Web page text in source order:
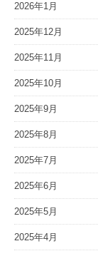
2026年1月
2025年12月
2025年11月
2025年10月
2025年9月
2025年8月
2025年7月
2025年6月
2025年5月
2025年4月